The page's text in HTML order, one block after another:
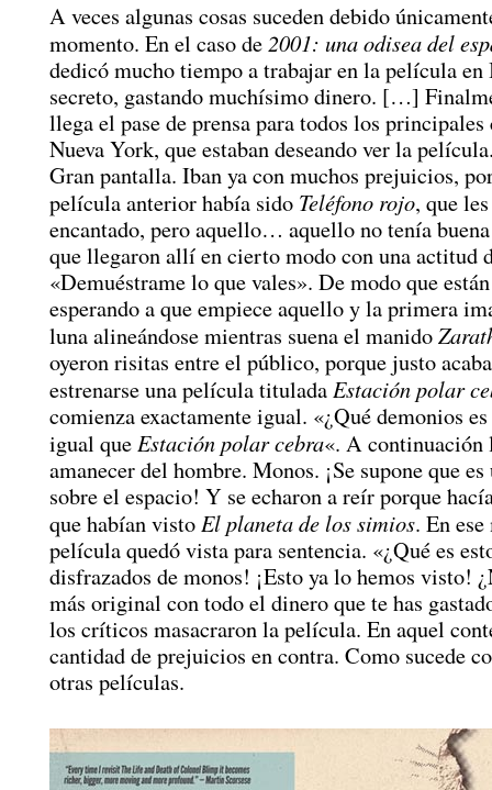
A veces algunas cosas suceden debido
momento. En el caso de 2001: una odisea del
dedicó mucho tiempo a trabajar en la película
secreto, gastando muchísimo dinero. […]
llega el pase de prensa para todos los
Nueva York, que estaban deseando ver la
Gran pantalla. Iban ya con muchos prejuicios,
película anterior había sido Teléfono rojo, que
encantado, pero aquello… aquello no tenía
que llegaron allí en cierto modo con una actitud
«Demuéstrame lo que vales». De modo que
esperando a que empiece aquello y la primera
luna alineándose mientras suena el manido
oyeron risitas entre el público, porque justo
estrenarse una película titulada Estación polar
comienza exactamente igual. «¿Qué demonios
igual que Estación polar cebra«. A continuación
amanecer del hombre. Monos. ¡Se supone que
sobre el espacio! Y se echaron a reír porque
que habían visto El planeta de los simios. En
película quedó vista para sentencia. «¿Qué es
disfrazados de monos! ¡Esto ya lo hemos visto!
más original con todo el dinero que te has
los críticos masacraron la película. En aquel
cantidad de prejuicios en contra. Como sucede
otras películas.